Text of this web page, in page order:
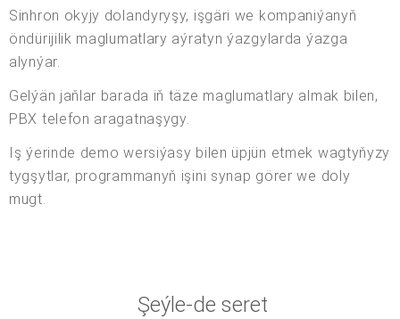
Sinhron okyjy dolandyryşy, işgäri we kompaniýanyň
öndürijilik maglumatlary aýratyn ýazgylarda ýazga
alynýar.
Gelýän jaňlar barada iň täze maglumatlary almak bilen,
PBX telefon aragatnaşygy.
Iş ýerinde demo wersiýasy bilen üpjün etmek wagtyňyzy
tygşytlar, programmanyň işini synap görer we doly
mugt.
Şeýle-de seret